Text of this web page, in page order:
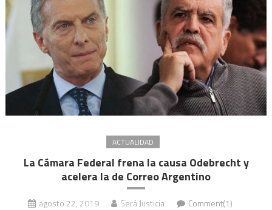
ACTUALIDAD
La Cámara Federal frena la causa Odebrecht y
acelera la de Correo Argentino
agosto 22, 2019 Será Justicia Comment(1)